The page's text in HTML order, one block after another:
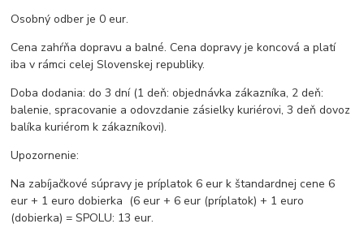
Osobný odber je 0 eur.
Cena zahŕňa dopravu a balné. Cena dopravy je koncová a platí
iba v rámci celej Slovenskej republiky.
Doba dodania: do 3 dní (1 deň: objednávka zákazníka, 2 deň:
balenie, spracovanie a odovzdanie zásielky kuriérovi, 3 deň dovoz
balíka kuriérom k zákazníkovi).
Upozornenie:
Na zabíjačkové súpravy je príplatok 6 eur k štandardnej cene 6
eur + 1 euro dobierka (6 eur + 6 eur (príplatok) + 1 euro
(dobierka) = SPOLU: 13 eur.